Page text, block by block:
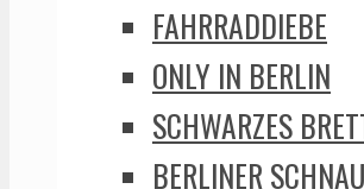
FAHRRADDIEBE
ONLY IN BERLIN
SCHWARZES
BERLINER